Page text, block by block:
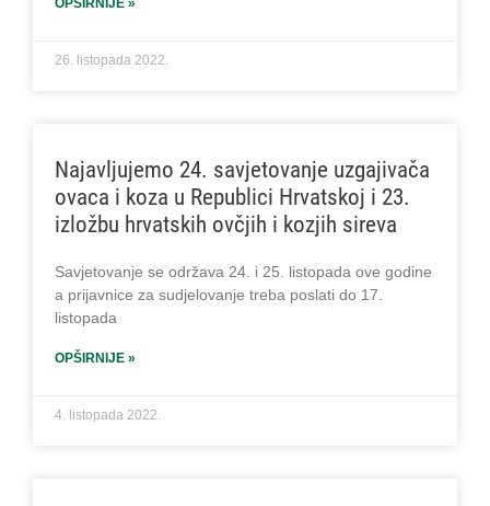
26. listopada 2022.
Najavljujemo 24. savjetovanje uzgajivača
ovaca i koza u Republici Hrvatskoj i 23.
izložbu hrvatskih ovčjih i kozjih sireva
Savjetovanje se održava 24. i 25. listopada ove godine
a prijavnice za sudjelovanje treba poslati do 17.
listopada
OPŠIRNIJE »
4. listopada 2022.